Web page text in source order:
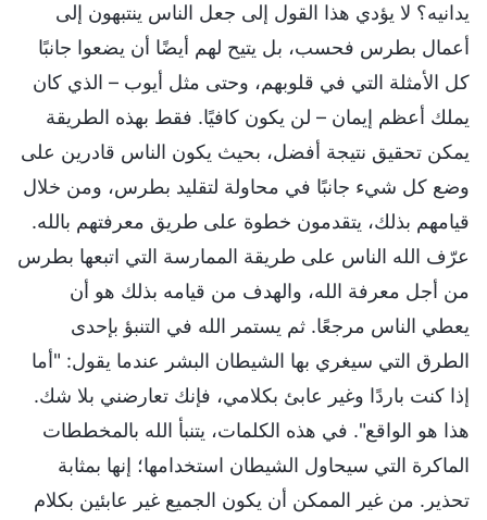
يدانيه؟ لا يؤدي هذا القول إلى جعل الناس ينتبهون إلى
أعمال بطرس فحسب، بل يتيح لهم أيضًا أن يضعوا جانبًا
كل الأمثلة التي في قلوبهم، وحتى مثل أيوب – الذي كان
يملك أعظم إيمان – لن يكون كافيًا. فقط بهذه الطريقة
يمكن تحقيق نتيجة أفضل، بحيث يكون الناس قادرين على
وضع كل شيء جانبًا في محاولة لتقليد بطرس، ومن خلال
قيامهم بذلك، يتقدمون خطوة على طريق معرفتهم بالله.
عرّف الله الناس على طريقة الممارسة التي اتبعها بطرس
من أجل معرفة الله، والهدف من قيامه بذلك هو أن
يعطي الناس مرجعًا. ثم يستمر الله في التنبؤ بإحدى
الطرق التي سيغري بها الشيطان البشر عندما يقول: "أما
إذا كنت باردًا وغير عابئ بكلامي، فإنك تعارضني بلا شك.
هذا هو الواقع". في هذه الكلمات، يتنبأ الله بالمخططات
الماكرة التي سيحاول الشيطان استخدامها؛ إنها بمثابة
تحذير. من غير الممكن أن يكون الجميع غير عابئين بكلام